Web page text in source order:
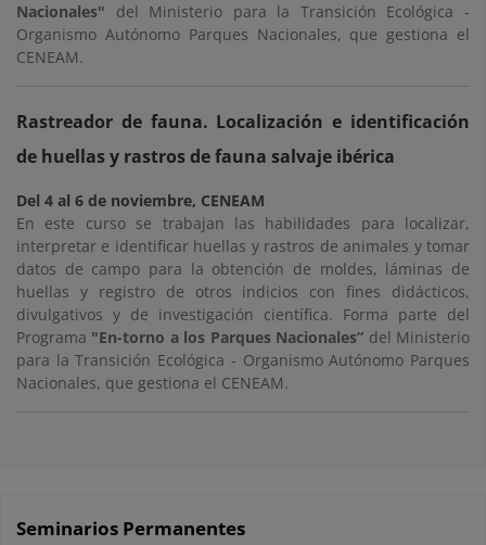
Nacionales" del Ministerio para la Transición Ecológica -
Organismo Autónomo Parques Nacionales, que gestiona el
CENEAM.
Rastreador de fauna. Localización e identificación
de huellas y rastros de fauna salvaje ibérica
Del 4 al 6 de noviembre, CENEAM
En este curso se trabajan las habilidades para localizar,
interpretar e identificar huellas y rastros de animales y tomar
datos de campo para la obtención de moldes, láminas de
huellas y registro de otros indicios con fines didácticos,
divulgativos y de investigación científica. Forma parte del
Programa "En-torno a los Parques Nacionales” del Ministerio
para la Transición Ecológica - Organismo Autónomo Parques
Nacionales, que gestiona el CENEAM.
Seminarios Permanentes